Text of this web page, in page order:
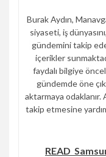
Burak Aydın,
siyaseti, iş
gündemini takip
içerikler
faydalı bilgiye
gündemde öne
aktarmaya odaklanır.
takip etmesine
READ